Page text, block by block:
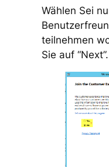
Wählen Sei
teilnehmen
Sie auf “Next”.